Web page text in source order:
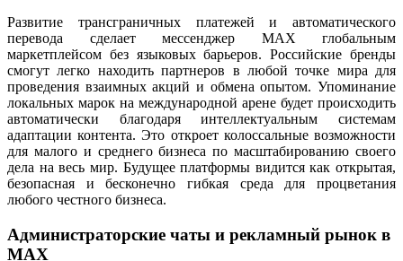
Развитие трансграничных платежей и автоматического
перевода сделает мессенджер MAX глобальным
маркетплейсом без языковых барьеров. Российские бренды
смогут легко находить партнеров в любой точке мира для
проведения взаимных акций и обмена опытом. Упоминание
локальных марок на международной арене будет происходить
автоматически благодаря интеллектуальным системам
адаптации контента. Это откроет колоссальные возможности
для малого и среднего бизнеса по масштабированию своего
дела на весь мир. Будущее платформы видится как открытая,
безопасная и бесконечно гибкая среда для процветания
любого честного бизнеса.
Администраторские чаты и рекламный рынок в
MAX